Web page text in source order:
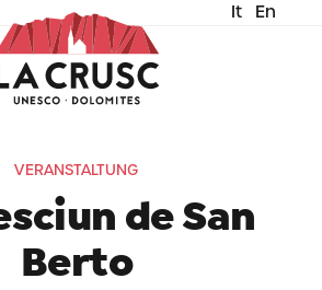
It En
VERANSTALTUNG
de San
Berto